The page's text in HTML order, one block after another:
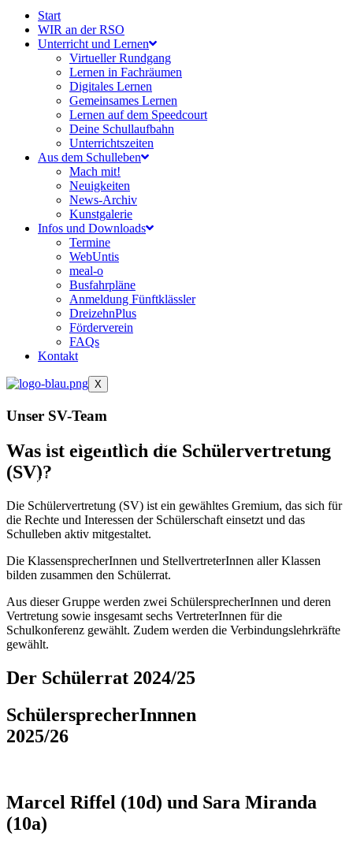
Start
WIR an der RSO
Unterricht und Lernen
Virtueller Rundgang
Lernen in Fachräumen
Digitales Lernen
Gemeinsames Lernen
Lernen auf dem Speedcourt
Deine Schullaufbahn
Unterrichtszeiten
Aus dem Schulleben
Mach mit!
Neuigkeiten
News-Archiv
Kunstgalerie
Infos und Downloads
Termine
WebUntis
meal-o
Busfahrpläne
Anmeldung Fünftklässler
DreizehnPlus
Förderverein
FAQs
Kontakt
X
Ihr habt gewählt!
SchülersprecherInnen:
Ihr habt gewählt!
SV-Team
Unser SV-Team
Was ist eigentlich die Schülervertretung
(SV)?
Die Schülervertretung (SV) ist ein gewähltes Gremium, das sich für
die Rechte und Interessen der Schülerschaft einsetzt und das
Schulleben aktiv mitgestaltet.
Die KlassensprecherInnen und StellvertreterInnen aller Klassen
bilden zusammen den Schülerrat.
Aus dieser Gruppe werden zwei SchülersprecherInnen und deren
Vertretung sowie insgesamt sechs VertreterInnen für die
Schulkonferenz gewählt. Zudem werden die Verbindungslehrkräfte
gewählt.
Der Schülerrat 2024/25
SchülersprecherInnnen
2025/26
Marcel Riffel (10d) und Sara Miranda
(10a)